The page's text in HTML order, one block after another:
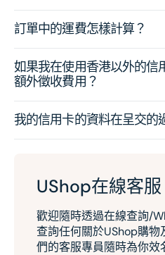
訂單中的運費怎樣計算？
如果我在使用香港以外的信
額外徵收費用？
我的信用卡的資料在呈交的
UShop在線客服
歡迎隨時透過在線查詢/
查詢任何關於UShop購
們的客服專員隨時為你效